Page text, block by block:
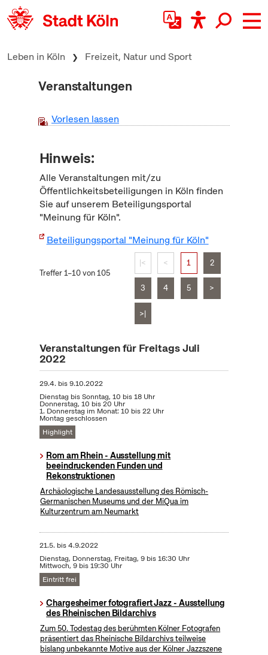
zum Inhalt springen
Leben in Köln Freizeit, Natur und Sport
Veranstaltungen
Vorlesen lassen
Hinweis:
Alle Veranstaltungen mit/zu
Öffentlichkeitsbeteiligungen in Köln finden
Sie auf unserem Beteiligungsportal
"Meinung für Köln".
Beteiligungsportal "Meinung für Köln"
Treffer 1–10 von 105
|< < 1 2
3 4 5 >
>|
Veranstaltungen für Freitags Juli
2022
29.4. bis9.10.2022
Dienstag bis Sonntag, 10 bis 18 Uhr
Donnerstag, 10 bis 20 Uhr
1. Donnerstag im Monat: 10 bis 22 Uhr
Montag geschlossen
Highlight
Rom am Rhein - Ausstellung mit
beeindruckenden Funden und
Rekonstruktionen
Archäologische Landesausstellung des Römisch-
Germanischen Museums und der MiQua im
Kulturzentrum am Neumarkt
21.5. bis4.9.2022
Dienstag, Donnerstag, Freitag, 9 bis 16:30 Uhr
Mittwoch, 9 bis 19:30 Uhr
Eintritt frei
Chargesheimer fotografiert Jazz - Ausstellung
des Rheinischen Bildarchivs
Zum 50. Todestag des berühmten Kölner Fotografen
präsentiert das Rheinische Bildarchivs teilweise
bislang unbekannte Motive aus der Kölner Jazzszene